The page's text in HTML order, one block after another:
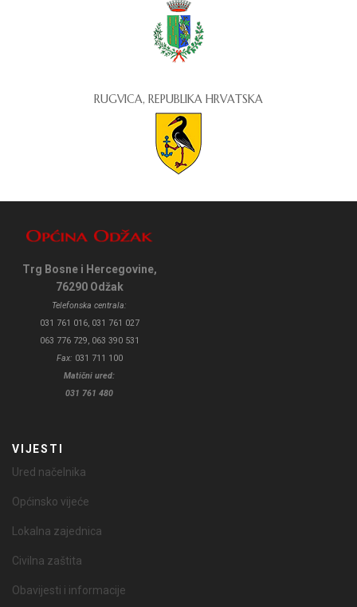
RUGVICA, REPUBLIKA HRVATSKA
Trg Bosne i Hercegovine,
76290 Odžak
Telefonska centrala:
031 761 016, 031 761 027
063 776 729, 063 390 531
Fax: 031 711 100
Matični ured:
031 761 480
VIJESTI
Ured načelnika
Općinsko vijeće
Lokalna zajednica
Civilna zaštita
Obavijesti i informacije